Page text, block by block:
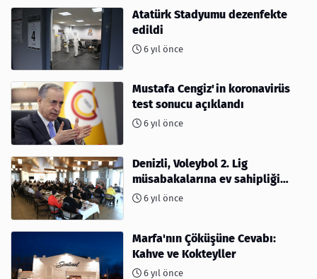
Atatürk Stadyumu dezenfekte
edildi
6 yıl önce
Mustafa Cengiz'in koronavirüs
test sonucu açıklandı
6 yıl önce
Denizli, Voleybol 2. Lig
müsabakalarına ev sahipliği
yapıyor
6 yıl önce
Marfa'nın Çöküşüne Cevabı:
Kahve ve Kokteyller
6 yıl önce